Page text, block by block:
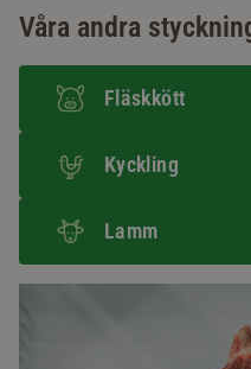
Våra andra
Fläskkött
Kyckling
Lamm